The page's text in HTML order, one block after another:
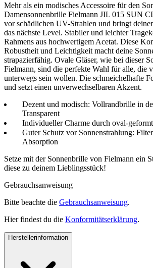
Mehr als ein modisches Accessoire für den
Damensonnenbrille Fielmann JIL 015 SUN
vor schädlichen UV-Strahlen und bringt
das nächste Level. Stabiler und leichter
Rahmens aus hochwertigem Acetat. Diese
Robustheit und Leichtigkeit macht deine
strapazierfähig. Ovale Gläser, wie bei dieser
Fielmann, sind die perfekte Wahl für alle, die
unterwegs sein wollen. Die schmeichelhafte
und setzt einen unverwechselbaren Akzent.
Dezent und modisch: Vollrandbrille in
Transparent
Individueller Charme durch oval-
Guter Schutz vor Sonnenstrahlung:
Absorption
Setze mit der Sonnenbrille von Fielmann ein
diese zu deinem Lieblingsstück!
Gebrauchsanweisung
Bitte beachte die Gebrauchsanweisung.
Hier findest du die Konformitätserklärung.
Herstellerinformation